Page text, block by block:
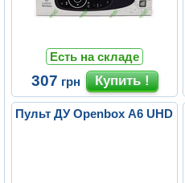
Есть на складе
307 грн
Пульт ДУ Openbox A6 UHD